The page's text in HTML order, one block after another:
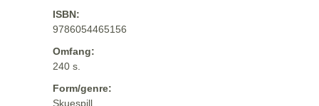
ISBN:
9786054465156
Omfang:
240 s.
Form/genre:
Skuespill